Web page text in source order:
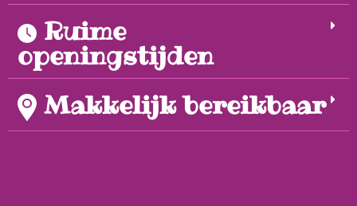
Ruime
openingstijden
Makkelijk bereikbaar